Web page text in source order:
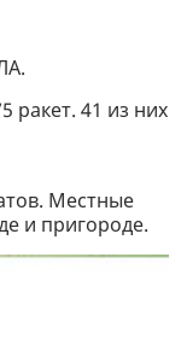
ракет. 41 из них
Местные
и пригороде.